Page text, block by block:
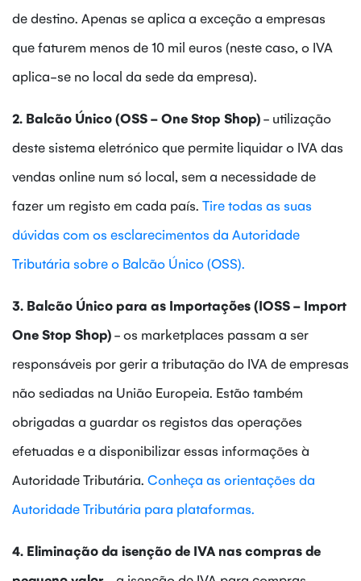
de destino. Apenas se aplica a exceção a empresas
que faturem menos de 10 mil euros (neste caso, o IVA
aplica-se no local da sede da empresa).
2. Balcão Único (OSS - One Stop Shop)- utilização
deste sistema eletrónico que permite liquidar o IVA das
vendas online num só local, sem a necessidade de
fazer um registo em cada país. Tire todas as suas
dúvidas com os esclarecimentos da Autoridade
Tributária sobre o Balcão Único (OSS).
3. Balcão Único para as Importações (IOSS - Import
One Stop Shop)- os marketplaces passam a ser
responsáveis por gerir a tributação do IVA de empresas
não sediadas na União Europeia. Estão também
obrigadas a guardar os registos das operações
efetuadas e a disponibilizar essas informações à
Autoridade Tributária. Conheça as orientações da
Autoridade Tributária para plataformas.
4. Eliminação da isenção de IVA nas compras de